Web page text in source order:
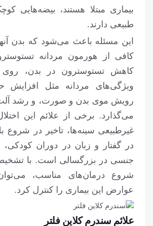
بیماری مبتلا هستند، بیضه‌هایی
طبیعی دارند.
این مسئله باعث می‌شود که بدن آنها
کافی از هورمون مردانه
کاهش تستوسترون در بدن،
ویژگی‌های مردانه مثل افزایش
رویش موی بدن و صورت، و رشد آلت
می‌گذارد. برخی از علائم این
غیرطبیعی سینه‌ها، تاخیر در شروع
در گفتار و زبان در دوران
جنسی در بزرگسالی است. با
شروع درمان‌های مناسب،
عوارض این بیماری را کنترل کرد.
علائم سندرم کلاین فلتر